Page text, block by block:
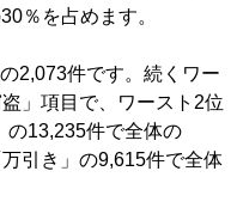
％を占めます。
2,073件です。続くワー
」項目で、ワースト2位
の13,235件で全体の
引き」の9,615件で全体